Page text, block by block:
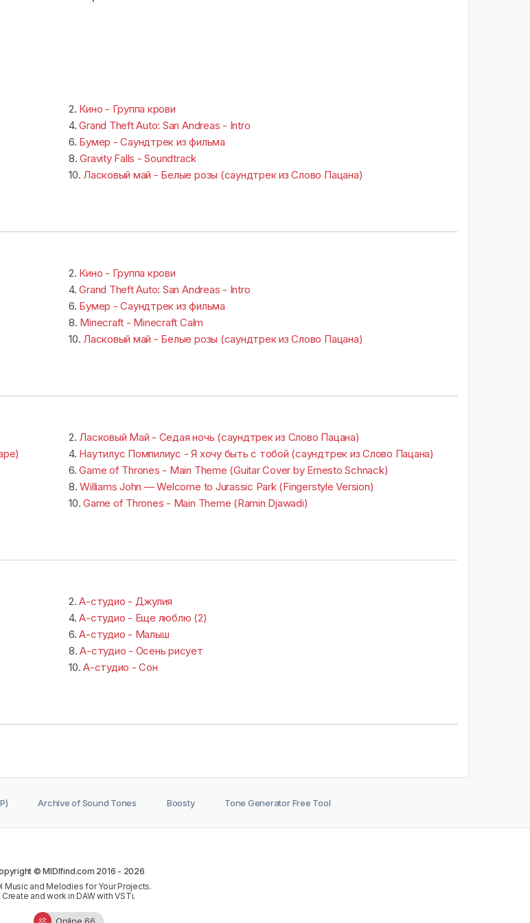
2. Кино - Группа крови
4.Grand Theft Auto: San Andreas - Intro
6. Бумер - Саундтрек из фильма
8.Gravity Falls - Soundtrack
10. Ласковый май - Белые розы (саундтрек из Слово Пацана)
2. Кино - Группа крови
4.Grand Theft Auto: San Andreas - Intro
6. Бумер - Саундтрек из фильма
8. Minecraft - Minecraft Calm
10. Ласковый май - Белые розы (саундтрек из Слово Пацана)
2. Ласковый Май - Седая ночь (саундтрек из Слово Пацана)
4. Наутилус Помпилиус - Я хочу быть с тобой (саундтрек из Слово Пацана)
6.Game of Thrones - Main Theme (Guitar Cover by Ernesto Schnack)
8.Williams John — Welcome to Jurassic Park (Fingerstyle Version)
10.Game of Thrones - Main Theme (Ramin Djawadi)
2.А-студио - Джулия
4.А-студио - Еще люблю (2)
6.А-студио - Малыш
8.А-студио - Осень рисует
10.А-студио - Сон
Archive of Sound Tones Boosty Tone Generator Free Tool
© MIDIfind.com 2016 - 2026
Music and Melodies for Your Projects.
Create and work in DAW with VSTi.
Online 66